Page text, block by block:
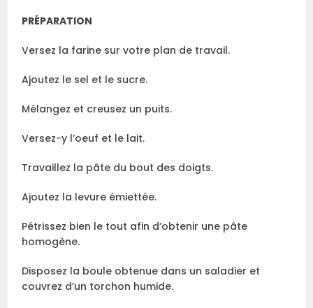
PRÉPARATION
Versez la farine sur votre plan de travail.
Ajoutez le sel et le sucre.
Mélangez et creusez un puits.
Versez-y l’oeuf et le lait.
Travaillez la pâte du bout des doigts.
Ajoutez la levure émiettée.
Pétrissez bien le tout afin d’obtenir une pâte
homogène.
Disposez la boule obtenue dans un saladier et
couvrez d’un torchon humide.